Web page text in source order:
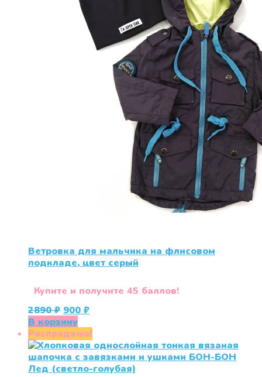
Ветровка для мальчика на флисовом
подкладе, цвет серый
Купите и получите 45 баллов!
2890₽ Первоначальная
цена
составляла
2890 ₽.
900₽Текущая
900 ₽.
В корзину
Распродажа!